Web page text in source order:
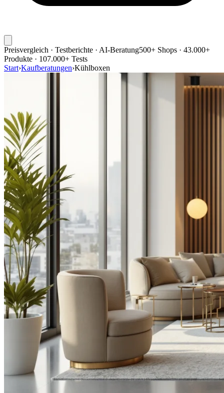
Preisvergleich · Testberichte · AI-Beratung500+ Shops · 43.000+
Produkte · 107.000+ Tests
Start›Kaufberatungen›Kühlboxen